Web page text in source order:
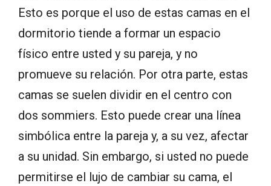
Esto es porque el uso de estas camas en el
dormitorio tiende a formar un espacio
físico entre usted y su pareja, y no
promueve su relación. Por otra parte, estas
camas se suelen dividir en el centro con
dos sommiers. Esto puede crear una línea
simbólica entre la pareja y, a su vez, afectar
a su unidad. Sin embargo, si usted no puede
permitirse el lujo de cambiar su cama, el